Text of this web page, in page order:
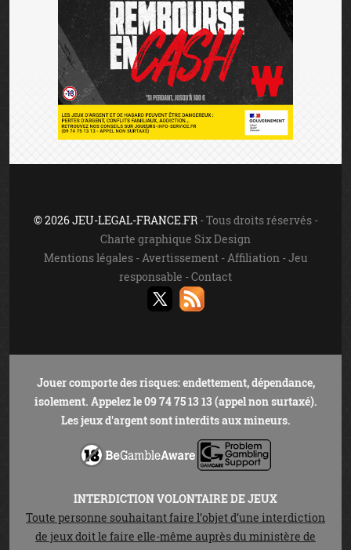
© 2026 JEU-LEGAL-FRANCE.FR- Tous droits réservés -
Charte graphique Six Design
Mentions légales-Avertissement-Affiliation-Jeu
responsable -Contact
Jouer comporte des risques: endettement, dépendance,
isolement. Appelez le 09 74 75 13 13 (appel non surtaxé).
Les jeux d'argent sont interdits aux mineurs.
INTERDICTION VOLONTAIRE DE JEUX
Toute personne souhaitant faire l’objet d’une interdiction
de jeux doit le faire elle-même auprès du ministère de